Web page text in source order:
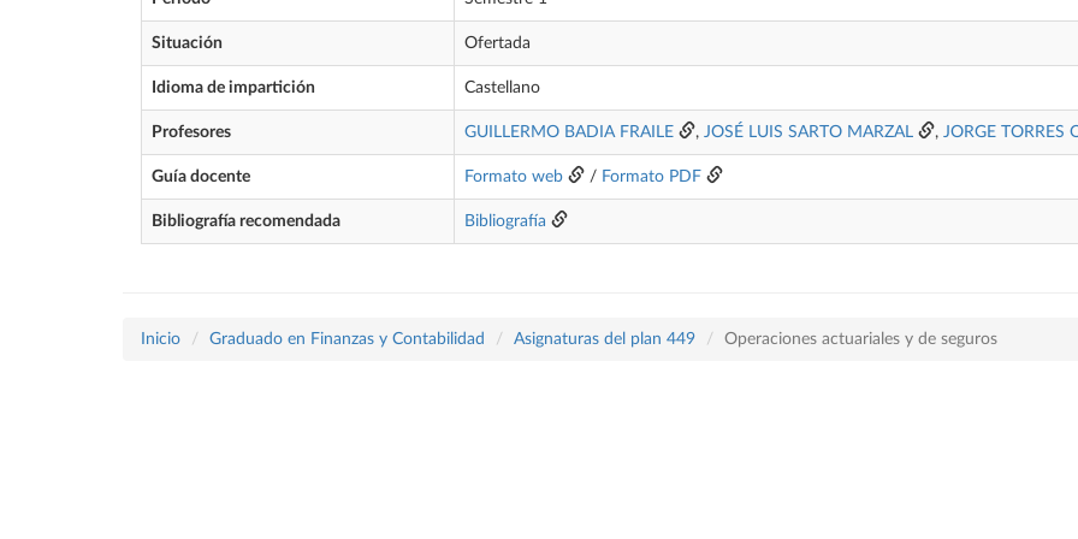
Situación Ofertada
Idioma de impartición Castellano
Profesores GUILLERMO BADIA FRAILE , JOSÉ LUIS SARTO MARZAL , JORGE TORRES
Guía docente Formato web / Formato PDF
Bibliografía recomendada Bibliografía
Inicio Graduado en Finanzas y Contabilidad Asignaturas del plan 449 Operaciones actuariales y de seguros